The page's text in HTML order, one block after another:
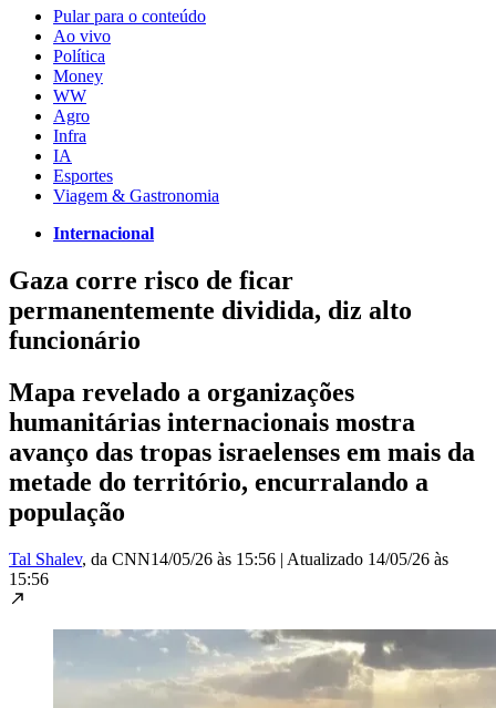
Pular para o conteúdo
Ao vivo
Política
Money
WW
Agro
Infra
IA
Esportes
Viagem & Gastronomia
Internacional
Gaza corre risco de ficar
permanentemente dividida, diz alto
funcionário
Mapa revelado a organizações
humanitárias internacionais mostra
avanço das tropas israelenses em mais da
metade do território, encurralando a
população
Tal Shalev, da CNN14/05/26 às 15:56 | Atualizado 14/05/26 às
15:56